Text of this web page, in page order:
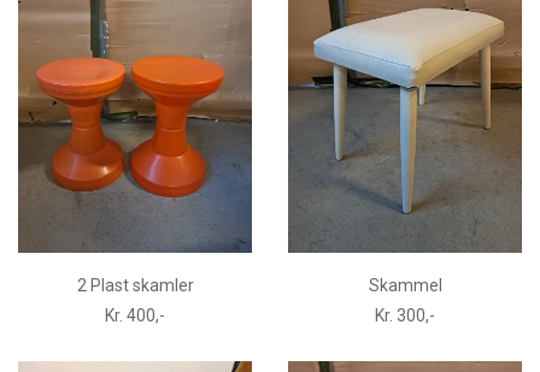
2 Plast skamler
Kr. 400,-
Skammel
Kr. 300,-